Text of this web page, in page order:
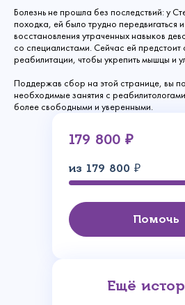
Болезнь не прошла без последствий: у
походка, ей было трудно передвигаться
восстановления утраченных навыков
со специалистами. Сейчас ей предстоит
реабилитации, чтобы укрепить мышцы и
Поддержав сбор на этой странице, вы
необходимые занятия с
более свободными и уверенными.
179 800 ₽
из 179 800 ₽
Помочь
Ещё